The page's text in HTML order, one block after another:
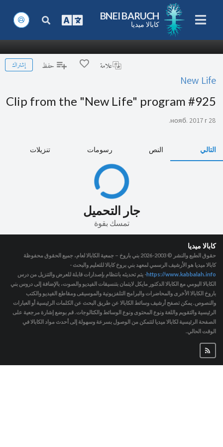
BNEI BARUCH
كابالا ميديا
علامة حفظ إشتراك
New Life
Clip from the "New Life" program #925
28 нояб. 2017 г.
التالي النص رسومات تنزيلات
جار التحميل
تمسك بقوة
كابالا ميديا
حقوق الطبع والنشر © 2003-2026
بني باروخ – جمعية الكابالا لعام، جميع الحقوق محفوظة
كابالا ميديا هو الأرشيف الرسمي لمعهد بني بروخ كابالا للتعليم والبحث -
https://www.kabbalah.info- يتم تحديثه بانتظام بإصدارات قابلة للعرض والتنزيل من درس
الكابالا اليومي مع الكابالا الدكتور مايكل لايتمان بتنسيقات الفيديو والصوت، بالإضافة إلى دروس بني
باروخ الكابالا الأخرى والمحاضرات والبرامج التلفزيونية والموسيقى ومقاطع الفيديو والكتب
والنصوص. يمكن تصفح أرشيف وسائط الكابالا عن طريق البحث عن الكلمات الرئيسية أو العبارات
الرئيسية والتقويم واللغة ونوع المحتوى ونوع الوسائط والكتالوجات. قم بوضع إشارة مرجعية على
الصفحة الرئيسية لكابالا ميديا لتتمكن من الوصول بسرعة وسهولة إلى أحدث مواد الكابالا في
الوقت الحالي.